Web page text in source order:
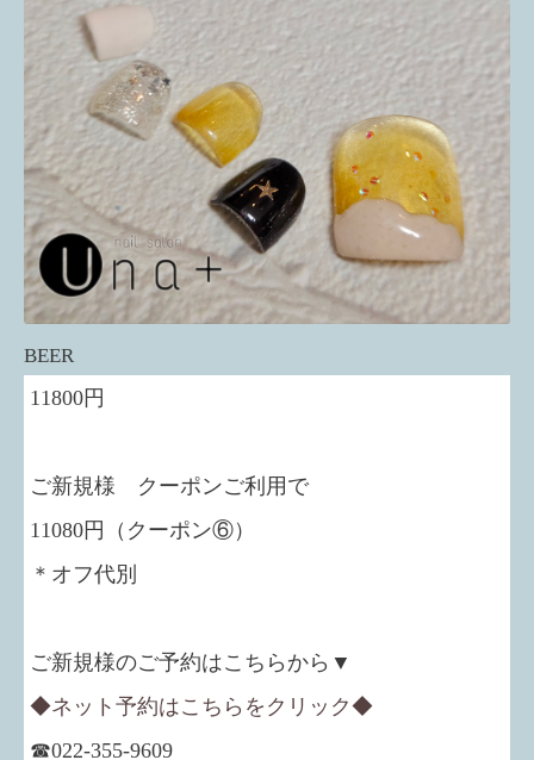
BEER
11800円
ご新規様 クーポンご利用で
11080円（クーポン⑥）
＊オフ代別
ご新規様のご予約はこちらから▼
◆ネット予約はこちらをクリック◆
☎022-355-9609